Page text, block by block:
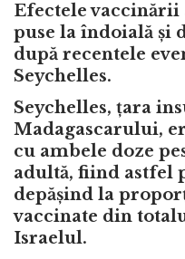
Efectele vaccinării
puse la îndoială și
după recentele
Seychelles.
Seychelles, țara
Madagascarului,
cu ambele doze
adultă, fiind astfel
depășind la
vaccinate din
Israelul.